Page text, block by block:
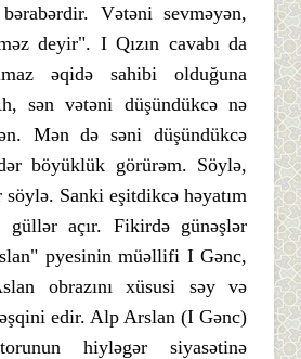
Vətəni sevməyən,
deyir". I Qızın cavabı da
əqidə sahibi olduğuna
sən vətəni düşündükcə nə
Mən də səni düşündükcə
böyüklük görürəm. Söylə,
söylə. Sanki eşitdikcə həyatım
güllər açır. Fikirdə günəşlər
pyesinin müəllifi I Gənc,
obrazını xüsusi səy və
edir. Alp Arslan (I Gənc)
hiyləgər siyasətinə